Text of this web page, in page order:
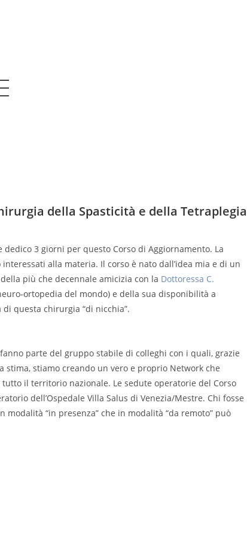
della Spasticità e della Tetraplegia
dedico 3 giorni per questo Corso di Aggiornamento. La
alla materia. Il corso è nato dall’idea mia e di un
più che decennale amicizia con la Dottoressa C.
ortopedia del mondo) e della sua disponibilità a
questa chirurgia “di nicchia”.
parte del gruppo stabile di colleghi con i quali, grazie
stima, stiamo creando un vero e proprio Network che
il territorio nazionale. Le sedute operatorie del Corso
dell’Ospedale Villa Salus di Venezia/Mestre. Chi fosse
modalità “in presenza” che in modalità “da remoto” può